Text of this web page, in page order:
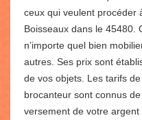
ceux qui veulent procéder
Boisseaux dans le 45480.
n’importe quel bien
autres. Ses prix sont
de vos objets. Les tarifs
brocanteur sont connus
versement de votre